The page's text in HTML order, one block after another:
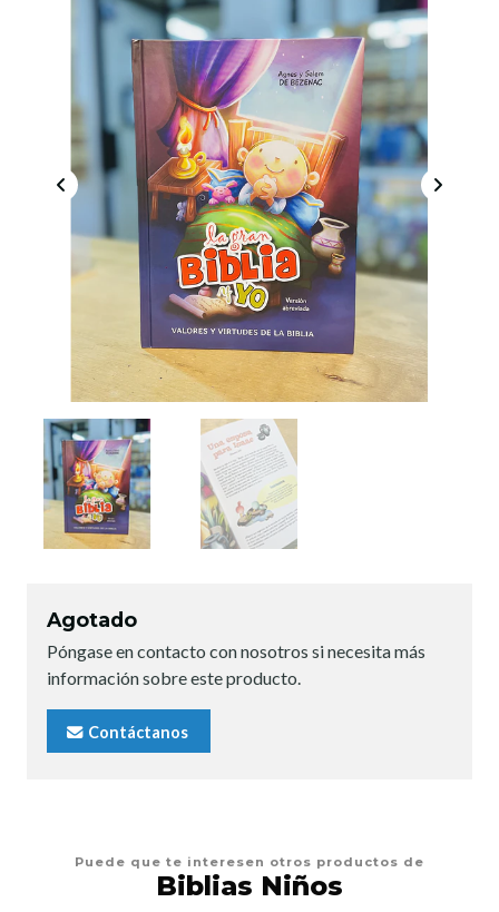
Agotado
Póngase en contacto con nosotros si necesita más
información sobre este producto.
Contáctanos
Puede que te interesen otros productos de
Biblias Niños